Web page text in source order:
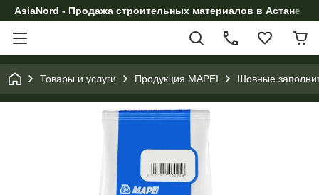
AsiaNord - Продажа строительных материалов в Астане
Товары и услуги Продукция MAPEI Шовные